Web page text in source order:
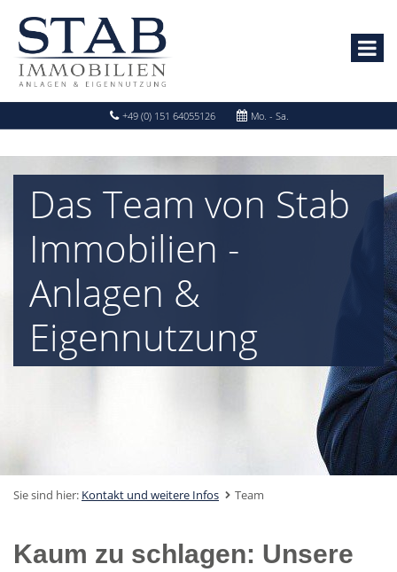
+49 (0) 151 64055126 Mo. - Sa.
Das Team von Stab
Immobilien -
Anlagen &
Eigennutzung
Sie sind hier: Kontakt und weitere Infos Team
Kaum zu schlagen: Unsere